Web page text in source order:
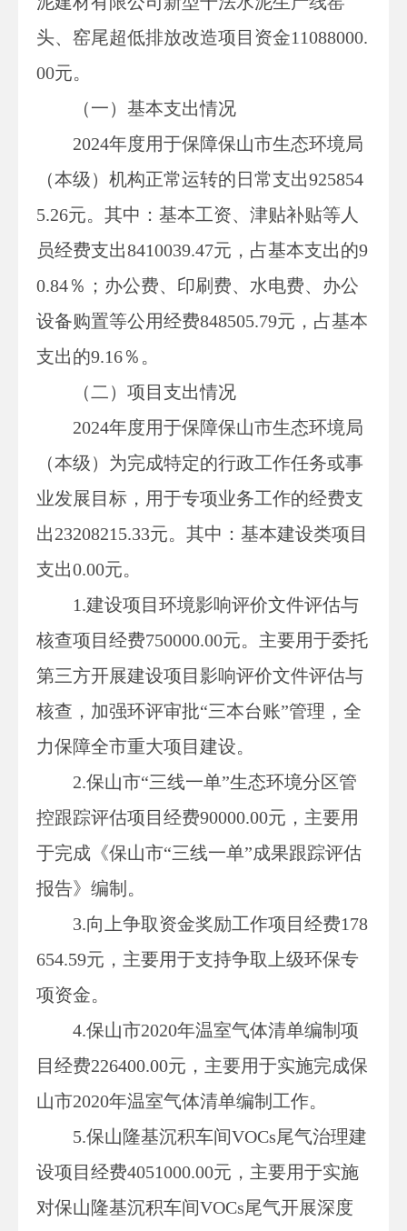
头、窑尾超低排放改造项目资金11088000.
00元。
（一）基本支出情况
2024年度用于保障保山市生态环境局
（本级） 机构正常运转的日常支出925854
5.26元。其中：基本工资、津贴补贴等人
员经费支出8410039.47元，占基本支出的9
0.84％；办公费、印刷费、水电费、办公
设备购置等公用经费848505.79元，占基本
支出的9.16％。
（二）项目支出情况
2024年度用于保障保山市生态环境局
（本级）为完成特定的行政工作任务或事
业发展目标，用于专项业务工作的经费支
出23208215.33元。其中：基本建设类项目
支出0.00元。
1.建设项目环境影响评价文件评估与
核查项目经费750000.00元。主要用于委托
第三方开展建设项目影响评价文件评估与
核查，加强环评审批“三本台账”管理，全
力保障全市重大项目建设。
2.保山市“三线一单”生态环境分区管
控跟踪评估项目经费90000.00元，主要用
于完成《保山市“三线一单”成果跟踪评估
报告》编制。
3.向上争取资金奖励工作项目经费178
654.59元，主要用于支持争取上级环保专
项资金。
4.保山市2020年温室气体清单编制项
目经费226400.00元，主要用于实施完成保
山市2020年温室气体清单编制工作。
5.保山隆基沉积车间VOCs尾气治理建
设项目经费4051000.00元，主要用于实施
对保山隆基沉积车间VOCs尾气开展深度